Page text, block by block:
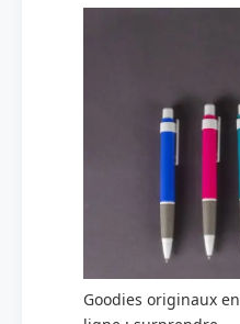
Goodies originaux en